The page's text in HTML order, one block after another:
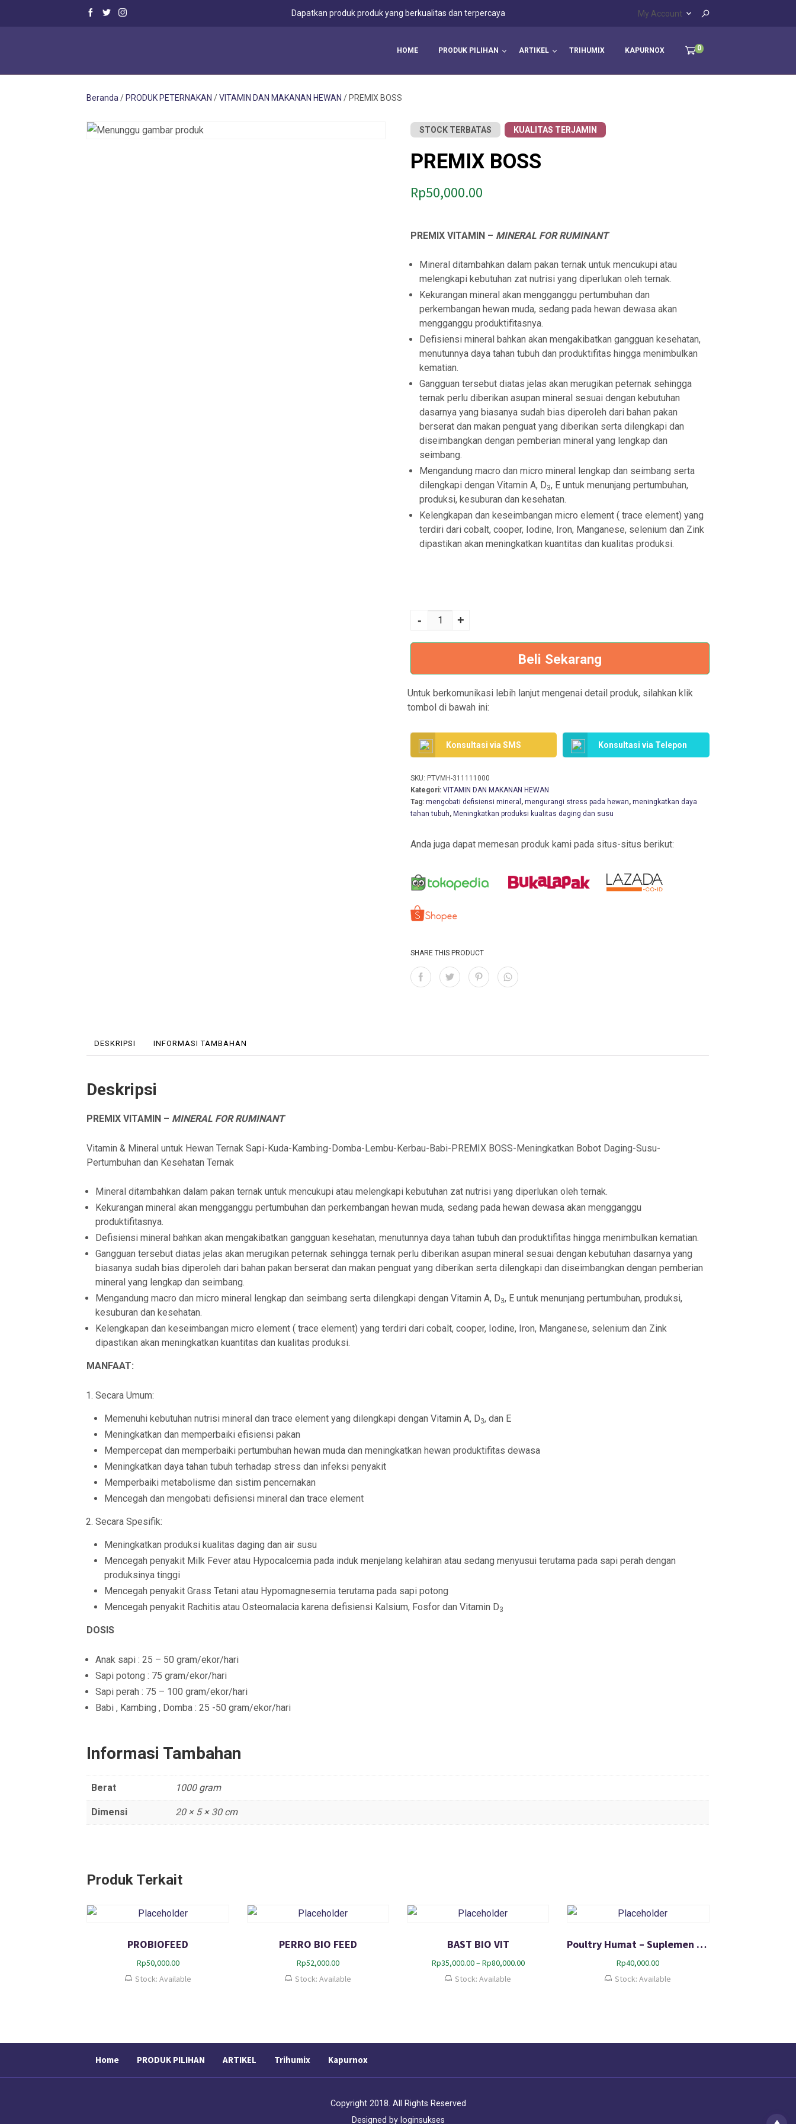
Dapatkan produk produk yang berkualitas dan terpercaya My Account
HOME PRODUK PILIHAN ARTIKEL TRIHUMIX KAPURNOX 0
Beranda/ PRODUK PETERNAKAN /VITAMIN DAN MAKANAN HEWAN / PREMIX BOSS
STOCK TERBATAS KUALITAS TERJAMIN
PREMIX BOSS
Rp50,000.00
PREMIX VITAMIN – MINERAL FOR RUMINANT
Mineral ditambahkan dalam pakan ternak untuk mencukupi atau
melengkapi kebutuhan zat nutrisi yang diperlukan oleh ternak.
Kekurangan mineral akan mengganggu pertumbuhan dan
perkembangan hewan muda, sedang pada hewan dewasa akan
mengganggu produktifitasnya.
Defisiensi mineral bahkan akan mengakibatkan gangguan kesehatan,
menutunnya daya tahan tubuh dan produktifitas hingga menimbulkan
kematian.
Gangguan tersebut diatas jelas akan merugikan peternak sehingga
ternak perlu diberikan asupan mineral sesuai dengan kebutuhan
dasarnya yang biasanya sudah bias diperoleh dari bahan pakan
berserat dan makan penguat yang diberikan serta dilengkapi dan
diseimbangkan dengan pemberian mineral yang lengkap dan
seimbang.
Mengandung macro dan micro mineral lengkap dan seimbang serta
dilengkapi dengan Vitamin A, D3, E untuk menunjang pertumbuhan,
produksi, kesuburan dan kesehatan.
Kelengkapan dan keseimbangan micro element ( trace element) yang
terdiri dari cobalt, cooper, Iodine, Iron, Manganese, selenium dan Zink
dipastikan akan meningkatkan kuantitas dan kualitas produksi.
BOSS
- +
Beli Sekarang
Untuk berkomunikasi lebih lanjut mengenai detail produk, silahkan klik
tombol di bawah ini:
Konsultasi via SMS Konsultasi via Telepon
SKU: PTVMH-311111000
Kategori:VITAMIN DAN MAKANAN HEWAN
Tag:mengobati defisiensi mineral ,mengurangi stress pada hewan,meningkatkan daya
tahan tubuh, Meningkatkan produksi kualitas daging dan susu
Anda juga dapat memesan produk kami pada situs-situs berikut:
SHARE THIS PRODUCT
DESKRIPSI INFORMASI TAMBAHAN
Deskripsi
PREMIX VITAMIN – MINERAL FOR RUMINANT
Vitamin & Mineral untuk Hewan Ternak Sapi-Kuda-Kambing-Domba-Lembu-Kerbau-Babi-PREMIX BOSS-Meningkatkan Bobot Daging-Susu-
Pertumbuhan dan Kesehatan Ternak
Mineral ditambahkan dalam pakan ternak untuk mencukupi atau melengkapi kebutuhan zat nutrisi yang diperlukan oleh ternak.
Kekurangan mineral akan mengganggu pertumbuhan dan perkembangan hewan muda, sedang pada hewan dewasa akan mengganggu
produktifitasnya.
Defisiensi mineral bahkan akan mengakibatkan gangguan kesehatan, menutunnya daya tahan tubuh dan produktifitas hingga menimbulkan kematian.
Gangguan tersebut diatas jelas akan merugikan peternak sehingga ternak perlu diberikan asupan mineral sesuai dengan kebutuhan dasarnya yang
biasanya sudah bias diperoleh dari bahan pakan berserat dan makan penguat yang diberikan serta dilengkapi dan diseimbangkan dengan pemberian
mineral yang lengkap dan seimbang.
Mengandung macro dan micro mineral lengkap dan seimbang serta dilengkapi dengan Vitamin A, D3, E untuk menunjang pertumbuhan, produksi,
kesuburan dan kesehatan.
Kelengkapan dan keseimbangan micro element ( trace element) yang terdiri dari cobalt, cooper, Iodine, Iron, Manganese, selenium dan Zink
dipastikan akan meningkatkan kuantitas dan kualitas produksi.
MANFAAT:
Secara Umum:
Memenuhi kebutuhan nutrisi mineral dan trace element yang dilengkapi dengan Vitamin A, D3, dan E
Meningkatkan dan memperbaiki efisiensi pakan
Mempercepat dan memperbaiki pertumbuhan hewan muda dan meningkatkan hewan produktifitas dewasa
Meningkatkan daya tahan tubuh terhadap stress dan infeksi penyakit
Memperbaiki metabolisme dan sistim pencernakan
Mencegah dan mengobati defisiensi mineral dan trace element
Secara Spesifik:
Meningkatkan produksi kualitas daging dan air susu
Mencegah penyakit Milk Fever atau Hypocalcemia pada induk menjelang kelahiran atau sedang menyusui terutama pada sapi perah dengan
produksinya tinggi
Mencegah penyakit Grass Tetani atau Hypomagnesemia terutama pada sapi potong
Mencegah penyakit Rachitis atau Osteomalacia karena defisiensi Kalsium, Fosfor dan Vitamin D3
DOSIS
Anak sapi : 25 – 50 gram/ekor/hari
Sapi potong : 75 gram/ekor/hari
Sapi perah : 75 – 100 gram/ekor/hari
Babi , Kambing , Domba : 25 -50 gram/ekor/hari
Informasi Tambahan
Berat 1000 gram
Dimensi 20 × 5 × 30 cm
Produk Terkait
PROBIOFEED
Rp50,000.00
Stock: Available
PERRO BIO FEED
Rp52,000.00
Stock: Available
BAST BIO VIT
Rp35,000.00–Rp80,000.00R
h
g
Stock: Available
Poultry Humat – Suplemen Tambahan pakan unggas
Rp40,000.00
Stock: Available
Home PRODUK PILIHAN ARTIKEL Trihumix Kapurnox
Copyright 2018. All Rights Reserved
Designed by loginsukses